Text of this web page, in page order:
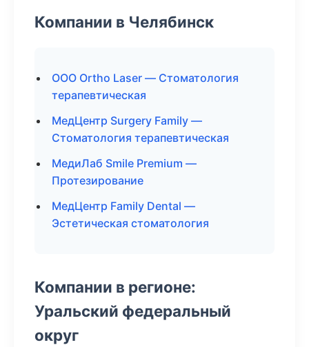
Компании в Челябинск
ООО Ortho Laser — Стоматология
терапевтическая
МедЦентр Surgery Family —
Стоматология терапевтическая
МедиЛаб Smile Premium —
Протезирование
МедЦентр Family Dental —
Эстетическая стоматология
Компании в регионе:
Уральский федеральный
округ